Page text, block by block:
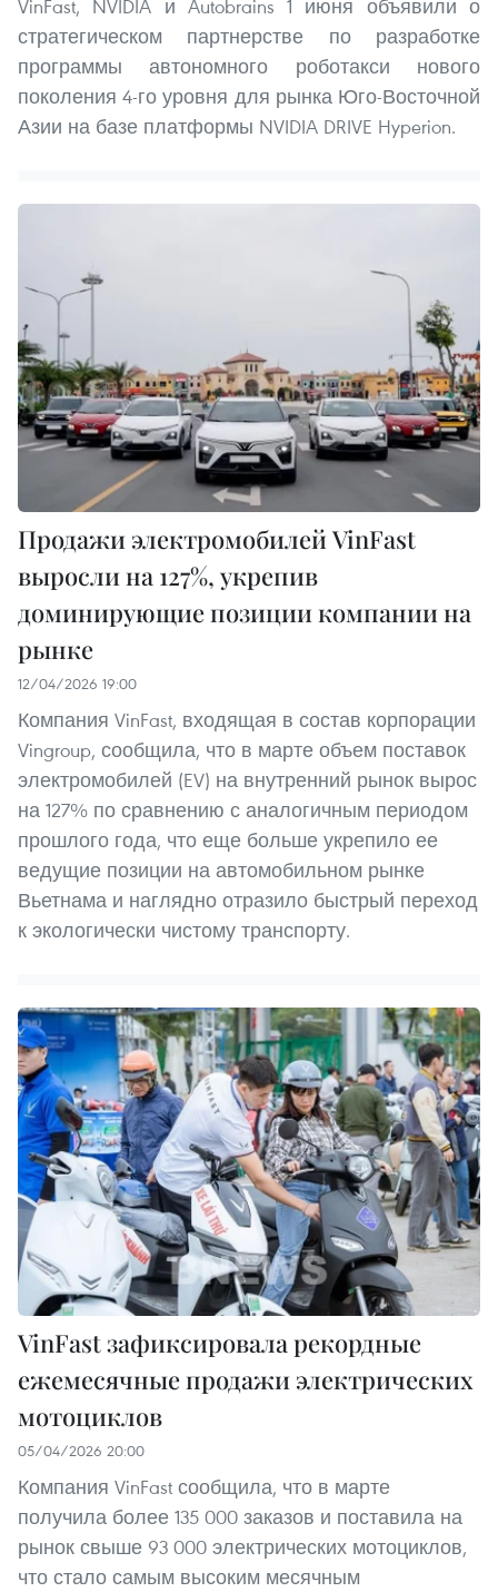
VinFast, NVIDIA и Autobrains 1 июня объявили о
стратегическом партнерстве по разработке
программы автономного роботакси нового
поколения 4-го уровня для рынка Юго-Восточной
Азии на базе платформы NVIDIA DRIVE Hyperion.
Продажи электромобилей VinFast
выросли на 127%, укрепив
доминирующие позиции компании на
рынке
12/04/2026 19:00
Компания VinFast, входящая в состав корпорации
Vingroup, сообщила, что в марте объем поставок
электромобилей (EV) на внутренний рынок вырос
на 127% по сравнению с аналогичным периодом
прошлого года, что еще больше укрепило ее
ведущие позиции на автомобильном рынке
Вьетнама и наглядно отразило быстрый переход
к экологически чистому транспорту.
VinFast зафиксировала рекордные
ежемесячные продажи электрических
мотоциклов
05/04/2026 20:00
Компания VinFast сообщила, что в марте
получила более 135 000 заказов и поставила на
рынок свыше 93 000 электрических мотоциклов,
что стало самым высоким месячным